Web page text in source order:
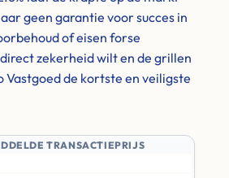
geen garantie voor succes in
of eisen forse
direct zekerheid wilt en de grillen
de kortste en veiligste
TRANSACTIEPRIJS